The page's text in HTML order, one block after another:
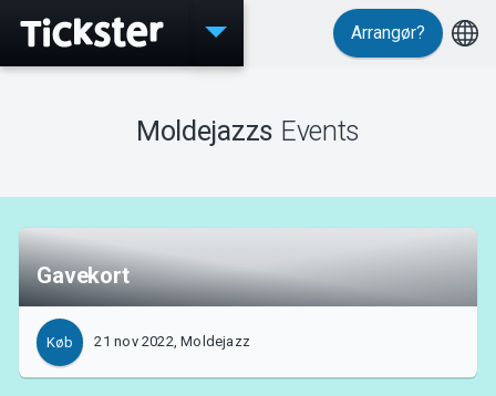
Events
Support
Arrangør?
Moldejazzs Events
Gavekort
Køb 21 nov 2022, Moldejazz